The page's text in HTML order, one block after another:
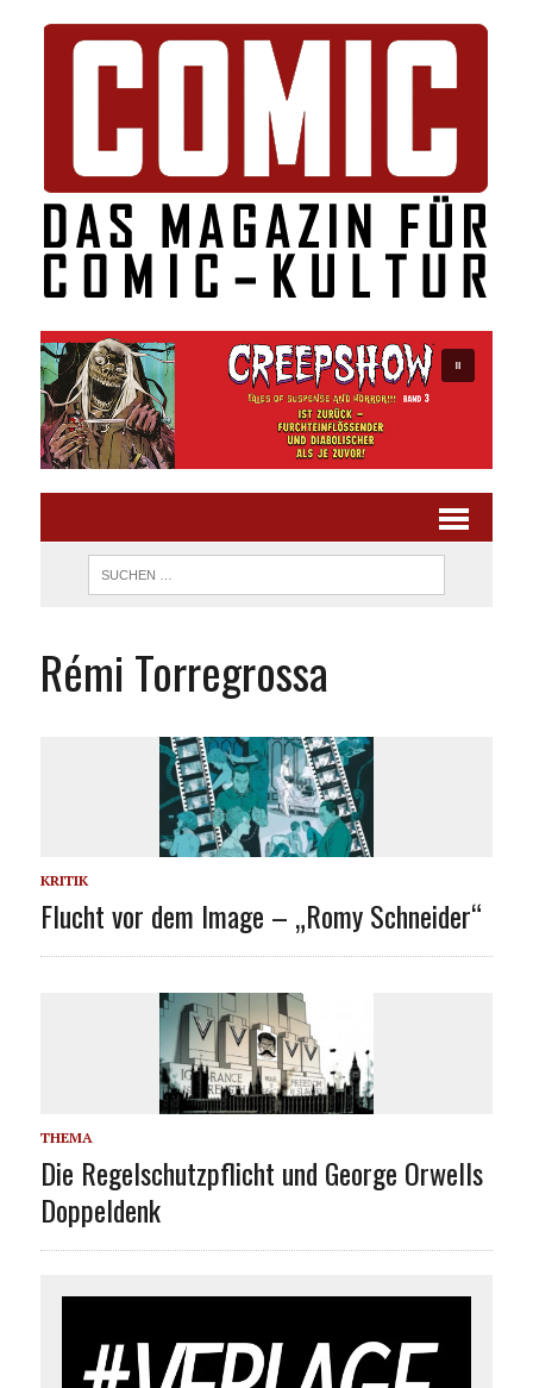
Rémi Torregrossa
KRITIK
Flucht vor dem Image – „Romy Schneider“
THEMA
Die Regelschutzpflicht und George Orwells
Doppeldenk